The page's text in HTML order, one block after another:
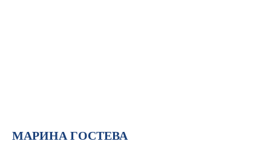
МАРИНА ГОСТЕВА